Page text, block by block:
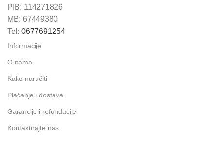
PIB: 114271826
MB: 67449380
Tel: 0677691254
Informacije
O nama
Kako naručiti
Plaćanje i dostava
Garancije i refundacije
Kontaktirajte nas